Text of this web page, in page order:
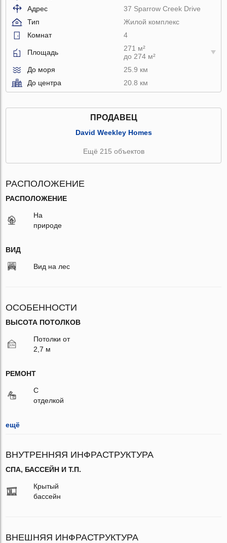
Адрес
37 Sparrow Creek Drive
Тип
Жилой комплекс
Комнат
4
Площадь
271 м²
до 274 м²
До моря
25.9 км
До центра
20.8 км
ПРОДАВЕЦ
David Weekley Homes
Ещё 215 объектов
РАСПОЛОЖЕНИЕ
РАСПОЛОЖЕНИЕ
На
природе
ВИД
Вид на лес
ОСОБЕННОСТИ
ВЫСОТА ПОТОЛКОВ
Потолки от
2,7 м
РЕМОНТ
С
отделкой
ещё
ВНУТРЕННЯЯ ИНФРАСТРУКТУРА
СПА, БАССЕЙН И Т.П.
Крытый
бассейн
ВНЕШНЯЯ ИНФРАСТРУКТУРА